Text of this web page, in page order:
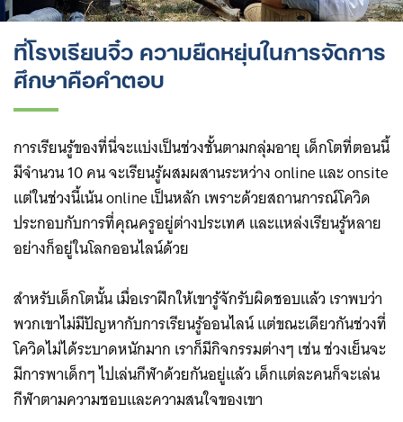
ที่โรงเรียนจิ๋ว ความยืดหยุ่นในการจัดการ
ศึกษาคือคำตอบ
การเรียนรู้ของที่นี่จะแบ่งเป็นช่วงชั้นตามกลุ่มอายุ เด็กโตที่ตอนนี้
มีจำนวน 10 คน จะเรียนรู้ผสมผสานระหว่าง online และ onsite
แต่ในช่วงนี้เน้น online เป็นหลัก เพราะด้วยสถานการณ์โควิด
ประกอบกับการที่คุณครูอยู่ต่างประเทศ และแหล่งเรียนรู้หลาย
อย่างก็อยู่ในโลกออนไลน์ด้วย
สำหรับเด็กโตนั้น เมื่อเราฝึกให้เขารู้จักรับผิดชอบแล้ว เราพบว่า
พวกเขาไม่มีปัญหากับการเรียนรู้ออนไลน์ แต่ขณะเดียวกันช่วงที่
โควิดไม่ได้ระบาดหนักมาก เราก็มีกิจกรรมต่างๆ เช่น ช่วงเย็นจะ
มีการพาเด็กๆ ไปเล่นกีฬาด้วยกันอยู่แล้ว เด็กแต่ละคนก็จะเล่น
กีฬาตามความชอบและความสนใจของเขา